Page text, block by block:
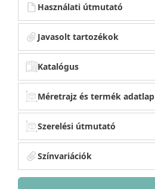
Használati útmutató
Javasolt tartozékok
Katalógus
Méretrajz és termék adatlap
Szerelési útmutató
Színvariációk